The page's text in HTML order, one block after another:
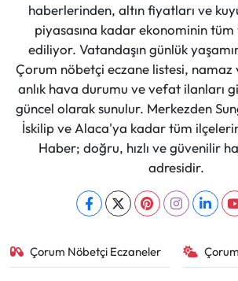
haberlerinden, altın fiyatları ve
piyasasına kadar ekonominin
ediliyor. Vatandaşın günlük
Çorum nöbetçi eczane listesi, namaz
anlık hava durumu ve vefat ilanları
güncel olarak sunulur. Merkezden
İskilip ve Alaca'ya kadar tüm
Haber; doğru, hızlı ve güvenilir
adresidir.
Çorum Nöbetçi Eczaneler